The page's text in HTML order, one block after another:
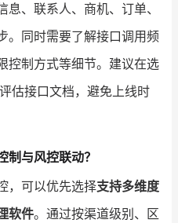
、联系人、商机、订单、
。同时需要了解接口调用频
控制方式等细节。建议在选
估接口文档，避免上线时
制与风控联动？
，可以优先选择支持多维度
软件。通过按渠道级别、区